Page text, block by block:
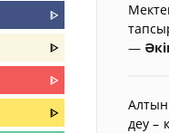
ᐈ
ᐈ
ᐈ
ᐈ
—
деу –